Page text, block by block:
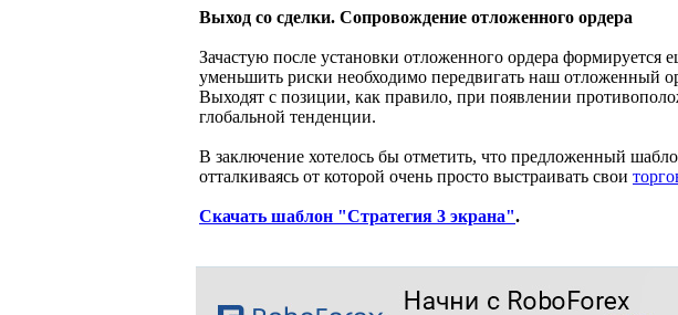
Выход со сделки. Сопровождение отложенного ордера
Зачастую после установки отложенного ордера формируется
уменьшить риски необходимо передвигать наш отложенный
Выходят с позиции, как правило, при появлении
глобальной тенденции.
В заключение хотелось бы отметить, что предложенный
отталкиваясь от которой очень просто выстраивать свои
Скачать шаблон "Стратегия 3 экрана".